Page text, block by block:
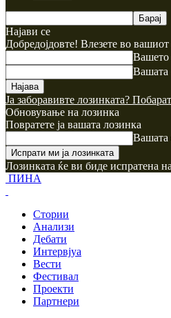
Најави се
Добредојдовте! Влезете во
Вашето
Вашата
Ја заборавивте лозинката?
Обновување на лозинка
Повратете ја вашата лозинка
Вашата
Лозинката ќе ви биде испратена
ПИНА
Стории
Анализи
Дебати
Интервјуа
Вести
Фестивал
Проекти
Партнери